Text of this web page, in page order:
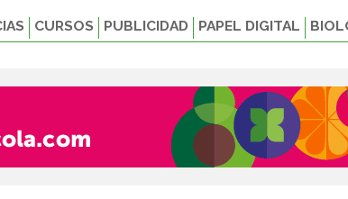
CURSOS PUBLICIDAD PAPEL DIGITAL